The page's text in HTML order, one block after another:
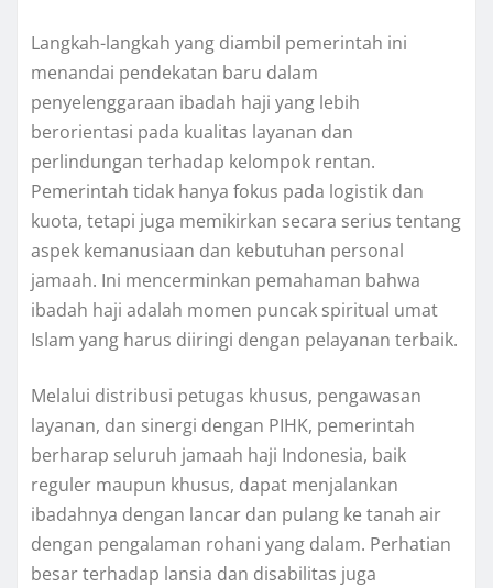
Langkah-langkah yang diambil pemerintah ini
menandai pendekatan baru dalam
penyelenggaraan ibadah haji yang lebih
berorientasi pada kualitas layanan dan
perlindungan terhadap kelompok rentan.
Pemerintah tidak hanya fokus pada logistik dan
kuota, tetapi juga memikirkan secara serius tentang
aspek kemanusiaan dan kebutuhan personal
jamaah. Ini mencerminkan pemahaman bahwa
ibadah haji adalah momen puncak spiritual umat
Islam yang harus diiringi dengan pelayanan terbaik.
Melalui distribusi petugas khusus, pengawasan
layanan, dan sinergi dengan PIHK, pemerintah
berharap seluruh jamaah haji Indonesia, baik
reguler maupun khusus, dapat menjalankan
ibadahnya dengan lancar dan pulang ke tanah air
dengan pengalaman rohani yang dalam. Perhatian
besar terhadap lansia dan disabilitas juga